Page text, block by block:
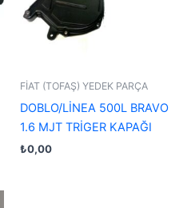
FİAT (TOFAŞ) YEDEK PARÇA
DOBLO/LİNEA 500L BRAVO
1.6 MJT TRİGER KAPAĞI
₺0,00